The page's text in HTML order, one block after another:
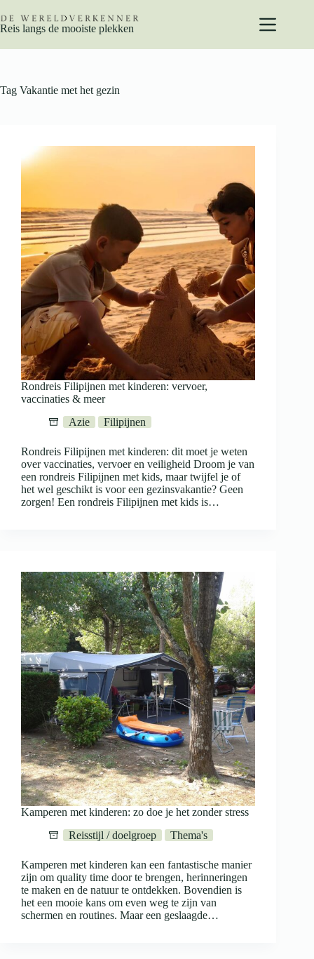
naar
de
Reis langs de mooiste plekken
Tag Vakantie met het gezin
Rondreis Filipijnen met kinderen: vervoer,
vaccinaties & meer
Azie
Filipijnen
Rondreis Filipijnen met kinderen: dit moet je weten
over vaccinaties, vervoer en veiligheid Droom je van
een rondreis Filipijnen met kids, maar twijfel je of
het wel geschikt is voor een gezinsvakantie? Geen
zorgen! Een rondreis Filipijnen met kids is…
Kamperen met kinderen: zo doe je het zonder stress
Reisstijl / doelgroep
Thema's
Kamperen met kinderen kan een fantastische manier
zijn om quality time door te brengen, herinneringen
te maken en de natuur te ontdekken. Bovendien is
het een mooie kans om even weg te zijn van
schermen en routines. Maar een geslaagde…